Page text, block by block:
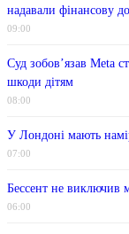
надавали фінансову
09:00
Суд зобов’язав Meta
шкоди дітям
08:00
У Лондоні мають
07:00
Бессент не виключив
06:00